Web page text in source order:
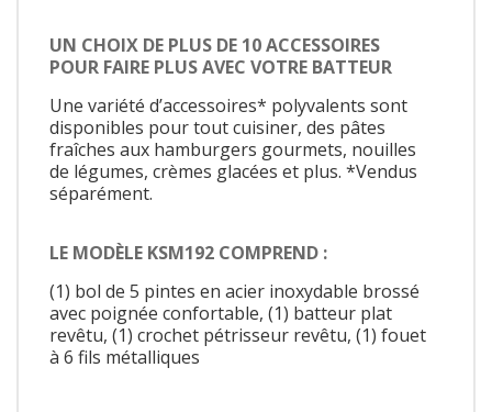
UN CHOIX DE PLUS DE 10 ACCESSOIRES
POUR FAIRE PLUS AVEC VOTRE BATTEUR
Une variété d’accessoires* polyvalents sont
disponibles pour tout cuisiner, des pâtes
fraîches aux hamburgers gourmets, nouilles
de légumes, crèmes glacées et plus. *Vendus
séparément.
LE MODÈLE KSM192 COMPREND :
(1) bol de 5 pintes en acier inoxydable brossé
avec poignée confortable, (1) batteur plat
revêtu, (1) crochet pétrisseur revêtu, (1) fouet
à 6 fils métalliques